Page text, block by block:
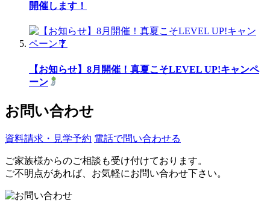
開催します！
【お知らせ】8月開催！真夏こそLEVEL UP!キャンペ
ーン
お問い合わせ
資料請求・見学予約 電話で問い合わせる
ご家族様からのご相談も受け付けております。
ご不明点があれば、お気軽にお問い合わせ下さい。